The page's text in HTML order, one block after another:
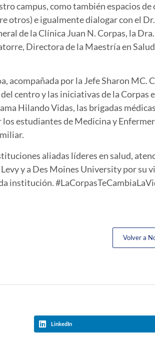
campus, como también espacios de
otros) e igualmente dialogar con el
de la Clínica Juan N. Corpas, la Dra.
Directora de la Maestría en Salud
acompañada por la Jefe Sharon MC.
centro y las iniciativas de la Corpas
Hilando Vidas, las brigadas médicas
estudiantes de Medicina y
aliadas líderes en salud,
y a Des Moines University por su
institución.
Volver a
LinkedIn